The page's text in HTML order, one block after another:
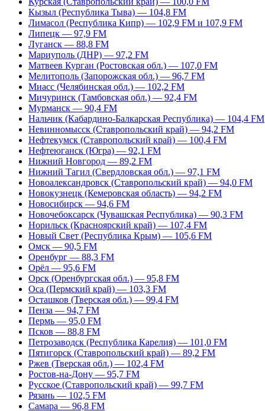
Кызыл (Республика Тыва) — 104,8 FM
Лимасол (Республика Кипр) — 102,9 FM и 107,9 FM
Липецк — 97,9 FM
Луганск — 88,8 FM
Мариуполь (ДНР) — 97,2 FM
Матвеев Курган (Ростовская обл.) — 107,0 FM
Мелитополь (Запорожская обл.) — 96,7 FM
Миасс (Челябинская обл.) — 102,2 FM
Мичуринск (Тамбовская обл.) — 92,4 FM
Мурманск — 90,4 FM
Нальчик (Кабардино-Балкарская Республика) — 104,4 FM
Невинномысск (Ставропольский край) — 94,2 FM
Нефтекумск (Ставропольский край) — 100,4 FM
Нефтеюганск (Югра) — 92,1 FM
Нижний Новгород — 89,2 FM
Нижний Тагил (Свердловская обл.) — 97,1 FM
Новоалександровск (Ставропольский край) — 94,0 FM
Новокузнецк (Кемеровская область) — 94,2 FM
Новосибирск — 94,6 FM
Новочебоксарск (Чувашская Республика) — 90,3 FM
Норильск (Красноярский край) — 107,4 FM
Новый Свет (Республика Крым) — 105,6 FM
Омск — 90,5 FM
Оренбург — 88,3 FM
Орёл — 95,6 FM
Орск (Оренбургская обл.) — 95,8 FM
Оса (Пермский край) — 103,3 FM
Осташков (Тверская обл.) — 99,4 FM
Пенза — 94,7 FM
Пермь — 95,0 FM
Псков — 88,8 FM
Петрозаводск (Республика Карелия) — 101,0 FM
Пятигорск (Ставропольский край) — 89,2 FM
Ржев (Тверская обл.) — 102,4 FM
Ростов-на-Дону — 95,7 FM
Русское (Ставропольский край) — 99,7 FM
Рязань — 102,5 FM
Самара — 96,8 FM